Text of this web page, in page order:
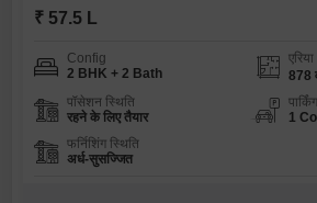
₹ 57.5 L
Config
2 BHK + 2 Bath
एरिया
878
पॉसेशन स्थिति
रहने के लिए तैयार
पार्किंग
1
फर्निशिंग स्थिति
अर्ध-सुसज्जित